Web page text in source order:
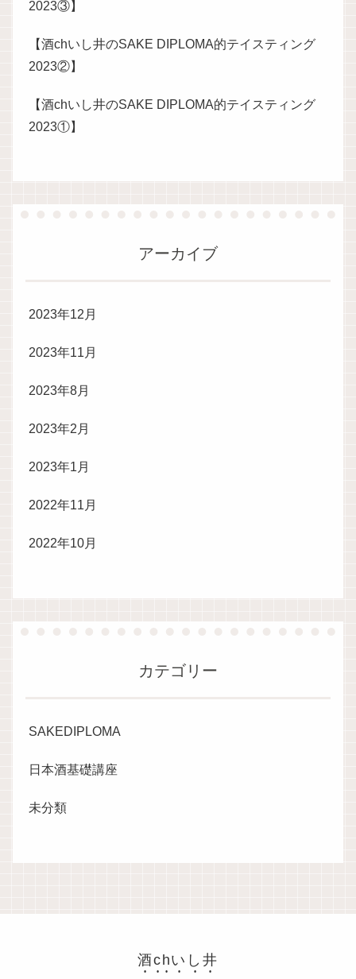
2023③】
【酒chいし井のSAKE DIPLOMA的テイスティング
2023②】
【酒chいし井のSAKE DIPLOMA的テイスティング
2023①】
アーカイブ
2023年12月
2023年11月
2023年8月
2023年2月
2023年1月
2022年11月
2022年10月
カテゴリー
SAKEDIPLOMA
日本酒基礎講座
未分類
酒chいし井